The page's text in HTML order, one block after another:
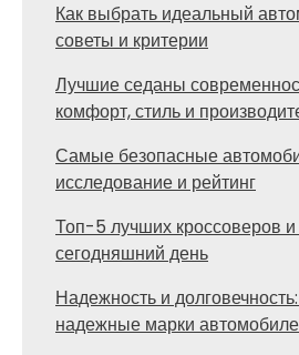
Как выбрать идеальный
советы и критерии
Лучшие седаны
комфорт, стиль и
Самые безопасные
исследование и рейтинг
Топ-5 лучших кроссоверов и
сегодняшний день
Надежность и
надежные марки